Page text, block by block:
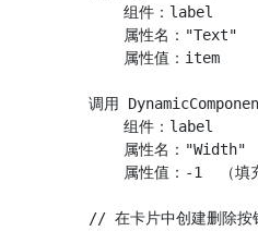
        组件：label
        属性名："Text"
        属性值：item
调用
        组件：label
        属性名："Width"
属性值：-1  （填
// 在卡片中创建删除按